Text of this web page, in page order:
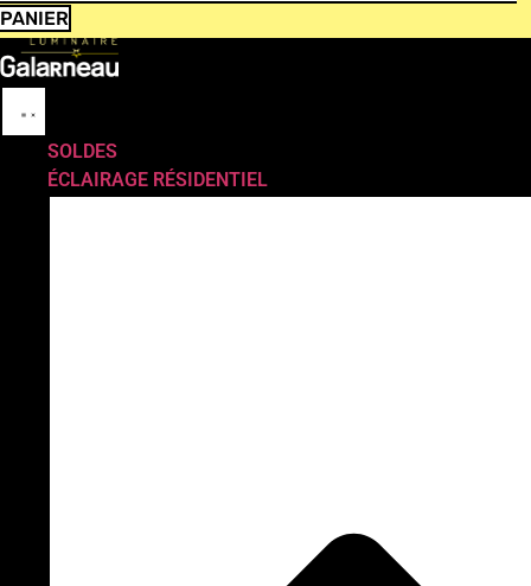
PANIER
SOLDES
ÉCLAIRAGE RÉSIDENTIEL